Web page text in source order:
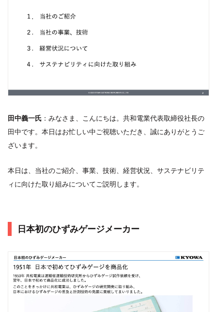
田中義一氏 ：みなさま、こんにちは。共和電業代表取締役社長の
田中です。本日はお忙しい中ご視聴いただき、誠にありがとうご
ざいます。
本日は、当社のご紹介、事業、技術、経営状況、サステナビリテ
ィに向けた取り組みについてご説明します。
日本初のひずみゲージメーカー